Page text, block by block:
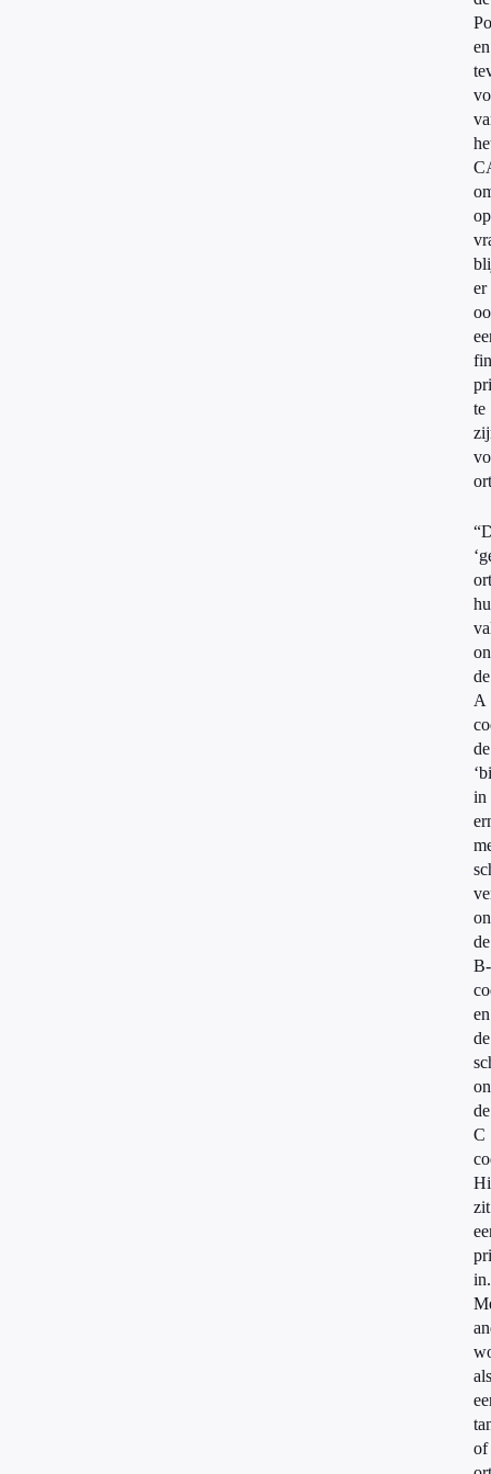
en
er
te
de
A
de
in
de
B-
en
de
de
C
zit
in.
als
of